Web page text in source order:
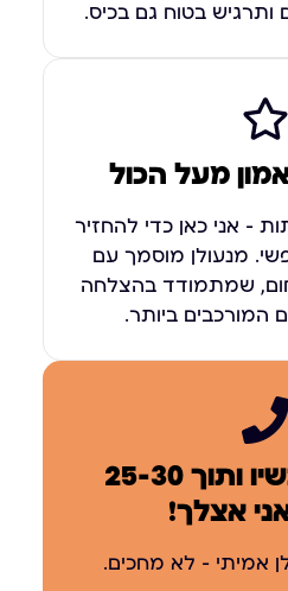
בטוח גם בכיס.
מעל הכול
– אני כאן כדי להחזיר
מנעולן מוסמך עם
שמתמודד בהצלחה
המורכבים ביותר.
התקשר עכשיו ותוך 25-30
אצלך!
אמיתי – לא מחכים.